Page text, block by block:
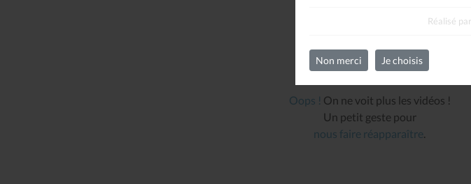
Réalisé par
Non merci Je choisis
Oops ! On ne voit plus les vidéos !
Un petit geste pour
nous faire réapparaître
Tenshin n°28 : Résiste